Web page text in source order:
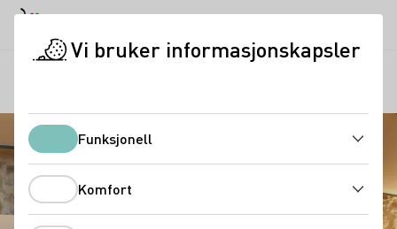
Vi bruker informasjonskapsler
FunksjonellFunksjonell
Komfort